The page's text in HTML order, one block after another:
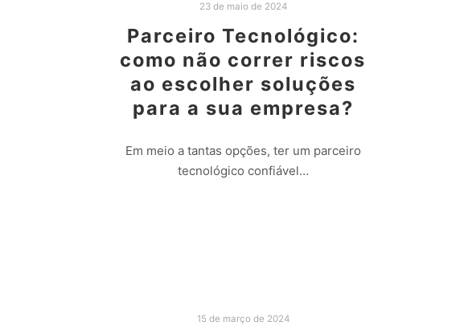
23 de maio de 2024
Parceiro Tecnológico:
como não correr riscos
ao escolher soluções
para a sua empresa?
Em meio a tantas opções, ter um parceiro
tecnológico confiável…
15 de março de 2024